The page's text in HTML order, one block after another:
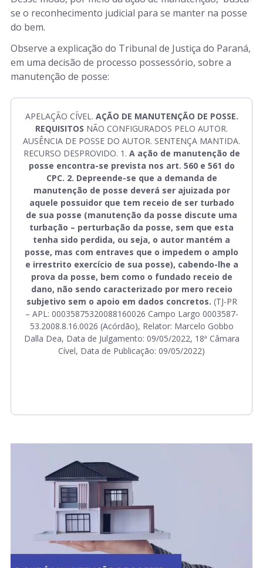
se o reconhecimento judicial para se manter na posse
do bem.
Observe a explicação do Tribunal de Justiça do Paraná,
em uma decisão de processo possessório, sobre a
manutenção de posse:
APELAÇÃO CÍVEL. AÇÃO DE MANUTENÇÃO DE POSSE.
REQUISITOS NÃO CONFIGURADOS PELO AUTOR.
AUSÊNCIA DE POSSE DO AUTOR. SENTENÇA MANTIDA.
RECURSO DESPROVIDO. 1. A ação de manutenção de
posse encontra-se prevista nos art. 560 e 561 do
CPC. 2. Depreende-se que a demanda de
manutenção de posse deverá ser ajuizada por
aquele possuidor que tem receio de ser turbado
de sua posse (manutenção da posse discute uma
turbação – perturbação da posse, sem que esta
tenha sido perdida, ou seja, o autor mantém a
posse, mas com entraves que o impedem o amplo
e irrestrito exercício de sua posse), cabendo-lhe a
prova da posse, bem como o fundado receio de
dano, não sendo caracterizado por mero receio
subjetivo sem o apoio em dados concretos. (TJ-PR
– APL: 00035875320088160026 Campo Largo 0003587-
53.2008.8.16.0026 (Acórdão), Relator: Marcelo Gobbo
Dalla Dea, Data de Julgamento: 09/05/2022, 18ª Câmara
Cível, Data de Publicação: 09/05/2022)